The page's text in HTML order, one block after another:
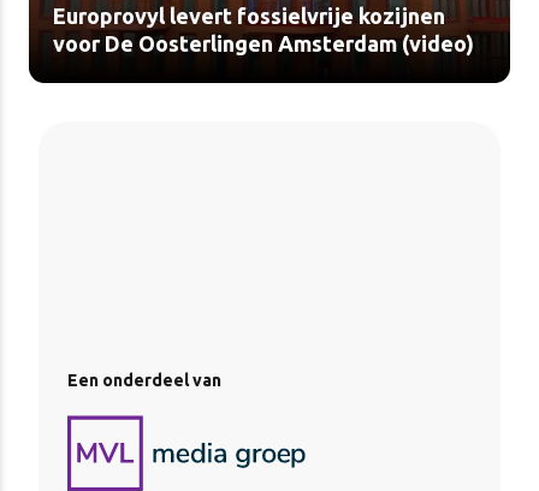
Europrovyl levert fossielvrije kozijnen
voor De Oosterlingen Amsterdam (video)
Een onderdeel van